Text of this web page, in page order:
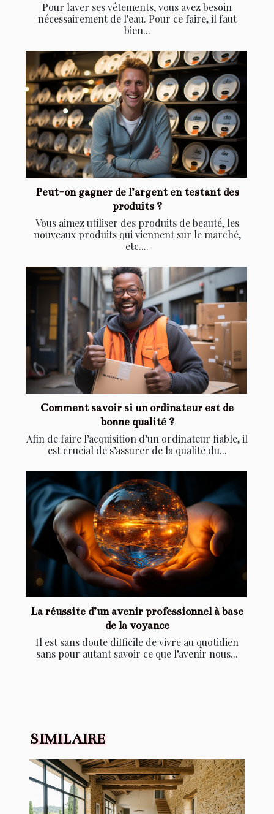
Pour laver ses vêtements, vous avez besoin
nécessairement de l'eau. Pour ce faire, il faut
bien...
Peut-on gagner de l’argent en testant des
produits ?
Vous aimez utiliser des produits de beauté, les
nouveaux produits qui viennent sur le marché,
etc....
Comment savoir si un ordinateur est de
bonne qualité ?
Afin de faire l’acquisition d’un ordinateur fiable, il
est crucial de s’assurer de la qualité du...
La réussite d’un avenir professionnel à base
de la voyance
Il est sans doute difficile de vivre au quotidien
sans pour autant savoir ce que l’avenir nous...
SIMILAIRE